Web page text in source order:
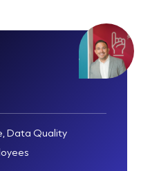
Data Quality